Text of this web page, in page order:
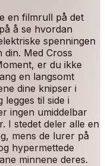
en filmrull på det
å se hvordan
spenningen
Med Cross
er du ikke
en langsomt
dine knipser i
til side i
ingen umiddelbar
I stedet deler alle en
mens de lurer på
hypermettede
minnene deres.